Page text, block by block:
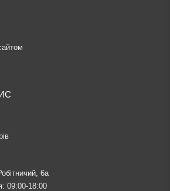
6а
09:00-18:00